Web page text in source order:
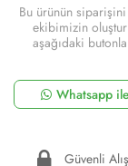
Bu ürünün
ekibimizin
aşağıdaki
Whatsapp
Güvenli